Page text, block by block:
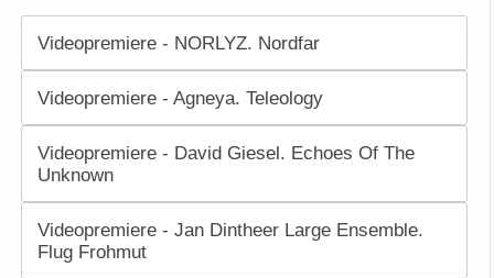
Videopremiere - NORLYZ. Nordfar
Videopremiere - Agneya. Teleology
Videopremiere - David Giesel. Echoes Of The
Unknown
Videopremiere - Jan Dintheer Large Ensemble.
Flug Frohmut